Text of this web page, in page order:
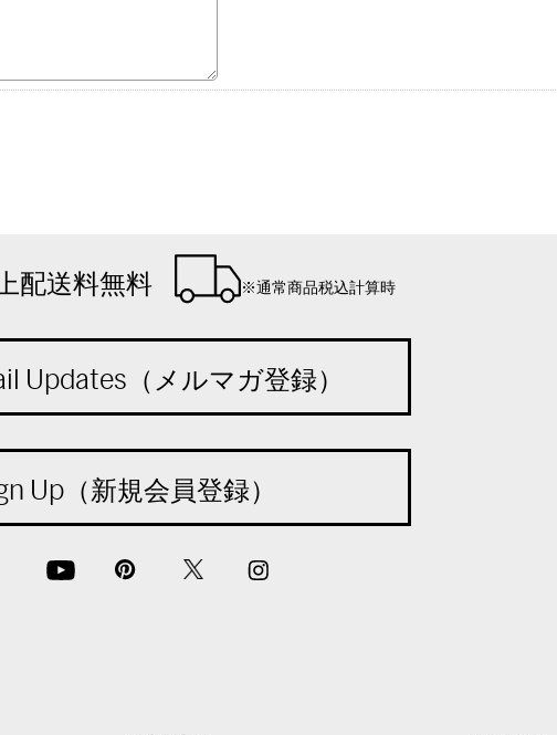
配送料無料 ※通常商品税込計算時
Updates（メルマガ登録）
Up（新規会員登録）